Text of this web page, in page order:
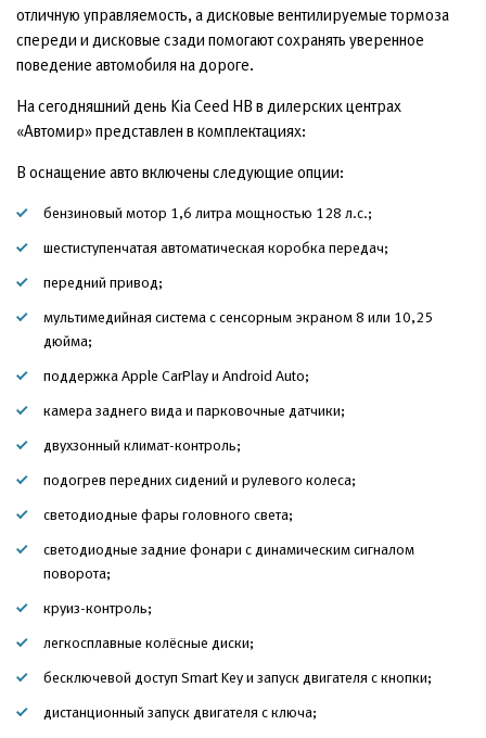
отличную управляемость, а дисковые вентилируемые тормоза
спереди и дисковые сзади помогают сохранять уверенное
поведение автомобиля на дороге.
На сегодняшний день Kia Ceed HB в дилерских центрах
«Автомир» представлен в комплектациях:
В оснащение авто включены следующие опции:
бензиновый мотор 1,6 литра мощностью 128 л.с.;
шестиступенчатая автоматическая коробка передач;
передний привод;
мультимедийная система с сенсорным экраном 8 или 10,25
дюйма;
поддержка Apple CarPlay и Android Auto;
камера заднего вида и парковочные датчики;
двухзонный климат-контроль;
подогрев передних сидений и рулевого колеса;
светодиодные фары головного света;
светодиодные задние фонари с динамическим сигналом
поворота;
круиз-контроль;
легкосплавные колёсные диски;
бесключевой доступ Smart Key и запуск двигателя с кнопки;
дистанционный запуск двигателя с ключа;